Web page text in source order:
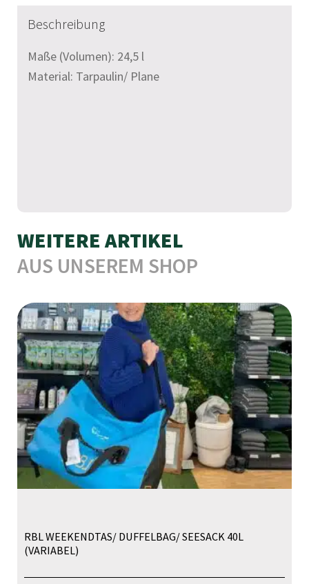
Beschreibung
Maße (Volumen): 24,5 l
Material: Tarpaulin/ Plane
WEITERE ARTIKEL
AUS UNSEREM SHOP
RBL WEEKENDTAS/ DUFFELBAG/ SEESACK 40L
(VARIABEL)